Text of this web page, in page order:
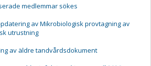
medlemmar sökes
av Mikrobiologisk provtagning av
utrustning
av äldre tandvårdsdokument